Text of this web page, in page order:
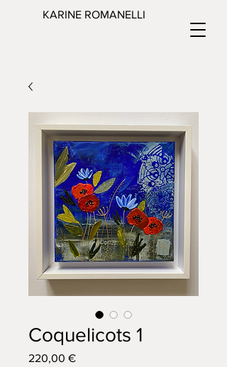
KARINE ROMANELLI
Coquelicots 1
220,00 €Prix